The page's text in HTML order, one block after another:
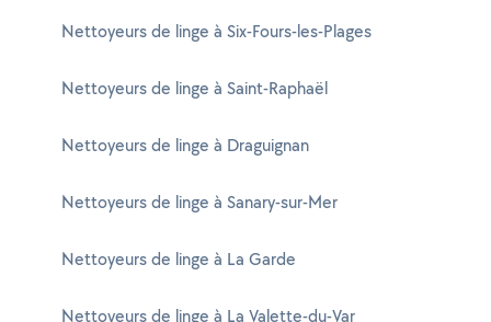
Nettoyeurs de linge à Six-Fours-les-Plages
Nettoyeurs de linge à Saint-Raphaël
Nettoyeurs de linge à Draguignan
Nettoyeurs de linge à Sanary-sur-Mer
Nettoyeurs de linge à La Garde
Nettoyeurs de linge à La Valette-du-Var